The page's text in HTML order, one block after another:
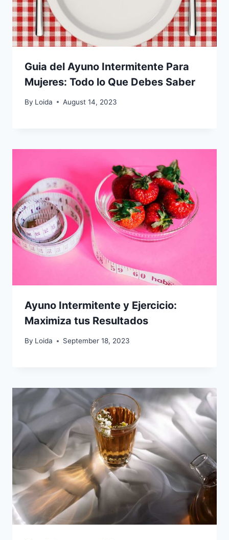
Guia del Ayuno Intermitente Para
Mujeres: Todo lo Que Debes Saber
By Loida August 14, 2023
Ayuno Intermitente y Ejercicio:
Maximiza tus Resultados
By Loida September 18, 2023